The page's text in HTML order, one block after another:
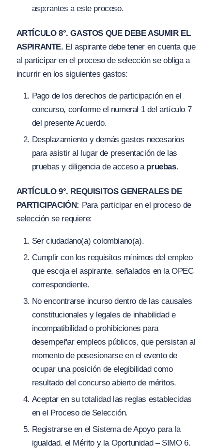
asp:rantes a este proceso.
ARTÍCULO 8°. GASTOS QUE DEBE ASUMIR EL
ASPIRANTE. El aspirante debe tener en cuenta que
al participar en el proceso de selección se obliga a
incurrir en los siguientes gastos:
Pago de los derechos de participación en el
concurso, conforme el numeral 1 del artículo 7
del presente Acuerdo.
Desplazamiento y demás gastos necesarios
para asistir al lugar de presentación de las
pruebas y diligencia de acceso a pruebas.
ARTÍCULO 9°. REQUISITOS GENERALES DE
PARTICIPACIÓN: Para participar en el proceso de
selección se requiere:
Ser ciudadano(a) colombiano(a).
Cumplir con los requisitos mínimos del empleo
que escoja el aspirante. señalados en la OPEC
correspondiente.
No encontrarse incurso dentro de las causales
constitucionales y legales de inhabilidad e
incompatibilidad o prohibiciones para
desempeñar empleos públicos, que persistan al
momento de posesionarse en el evento de
ocupar una posición de elegibilidad como
resultado del concurso abierto de méritos.
Aceptar en su totalidad las reglas establecidas
en el Proceso de Selección.
Registrarse en el Sistema de Apoyo para la
igualdad. el Mérito y la Oportunidad – SIMO 6.